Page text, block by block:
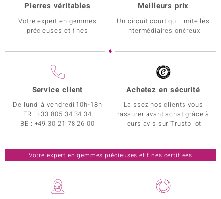
Pierres véritables
Votre expert en gemmes
précieuses et fines
Meilleurs prix
Un circuit court qui limite les
intermédiaires onéreux
Service client
De lundi à vendredi 10h-18h
FR : +33 805 34 34 34
BE : +49 30 21 78 26 00
Achetez en sécurité
Laissez nos clients vous
rassurer avant achat grâce à
leurs avis sur Trustpilot
Votre expert en gemmes précieuses et fines certifiées